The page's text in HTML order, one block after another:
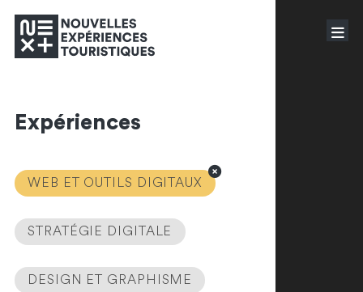
Expériences
WEB ET OUTILS DIGITAUX
STRATÉGIE DIGITALE
DESIGN ET GRAPHISME